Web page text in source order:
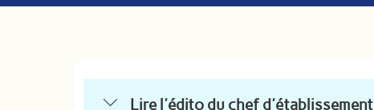
Lire l'édito du chef d'établissement